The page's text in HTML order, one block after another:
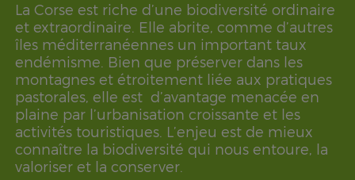
La Corse est riche d’une biodiversité ordinaire
et extraordinaire. Elle abrite, comme d’autres
îles méditerranéennes un important taux
endémisme. Bien que préserver dans les
montagnes et étroitement liée aux pratiques
pastorales, elle est d’avantage menacée en
plaine par l’urbanisation croissante et les
activités touristiques. L’enjeu est de mieux
connaître la biodiversité qui nous entoure, la
valoriser et la conserver.